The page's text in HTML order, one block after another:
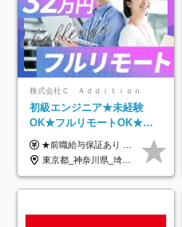
株式会社Ｃ Ａｄｄｉｔｉｏｎ
初級エンジニア★未経験
OK★フルリモートOK★月
給32万円～★残業月10h＆
年休120日以上★副業可
★前職給与保証あり ★月給32万円以上＋インセンティブあり 月給32万円以上＋インセンティブ＋各種手当 ※上記には固定残業代（月30時間・44,400円～）を含みます ※超過分は別途支給します ※試用期間はございません ★＼成果＝あなたの収入／★ 【1】案件単価ー8万円＝あなたの給与 参画したプロジェクトの案件単価から 一律8万円引いた金額があなたの給与です！ （月給例） ■1人称での構築・小規模な詳細設計 案件単価55万円ー8万円＝月給47万円（還元率85.5%） ■大型案件の設計・構築やプロジェクト管理 案件単価90万円ー8万円＝月給82万円（還元率91.1%） ‥‥‥‥‥‥‥‥‥‥‥‥‥‥‥‥‥‥ 【2】月給の他にも豊富なインセンティブあり 全員が月3～13万円のインセンティブをゲットしています！ ≪インセンティブ制度≫ 稼働している現場で増員・交代が発生し、 当社の人員を配属が決定した際に支給。 ◇C Addition正社員が参画 ：実粗利の10%／毎月 ◇協力会社所属の社員が参画：実粗利の30%／毎月 ≪リファラル制度≫ あなたの知り合いが当社のメンバーになった際に、 毎月1人あたり2万円支給します◎ ‥‥‥‥‥‥‥‥‥‥‥‥‥‥‥‥‥‥
東京都_神奈川県_埼玉県_千葉県_大阪府_愛知県_北海道_青森県_岩手県_宮城県_秋田県_山形県_福島県_茨城県_栃木県_群馬県_新潟県_山梨県_長野県_富山県_石川県_福井県_静岡県_岐阜県_三重県_兵庫県_京都府_滋賀県_奈良県_和歌山県_広島県_岡山県_鳥取県_島根県_山口県_徳島県_香川県_愛媛県_高知県_福岡県_熊本県_佐賀県_長崎県_大分県_宮崎県_鹿児島県_沖縄県